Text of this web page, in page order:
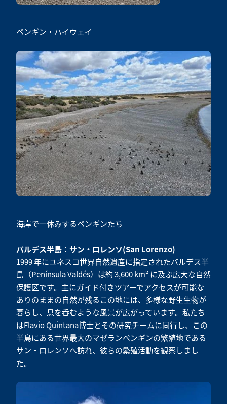
ペンギン・ハイウェイ
海岸で一休みするペンギンたち
バルデス半島：サン・ロレンソ(San Lorenzo)
1999 年にユネスコ世界自然遺産に指定されたバルデス半
島（Península Valdés）は約 3,600 km² に及ぶ広大な自然
保護区です。主にガイド付きツアーでアクセスが可能な
ありのままの自然が残るこの地には、多様な野生生物が
暮らし、息を呑むような風景が広がっています。私たち
はFlavio Quintana博士とその研究チームに同行し、この
半島にある世界最大のマゼランペンギンの繁殖地である
サン・ロレンソへ訪れ、彼らの繁殖活動を観察しまし
た。